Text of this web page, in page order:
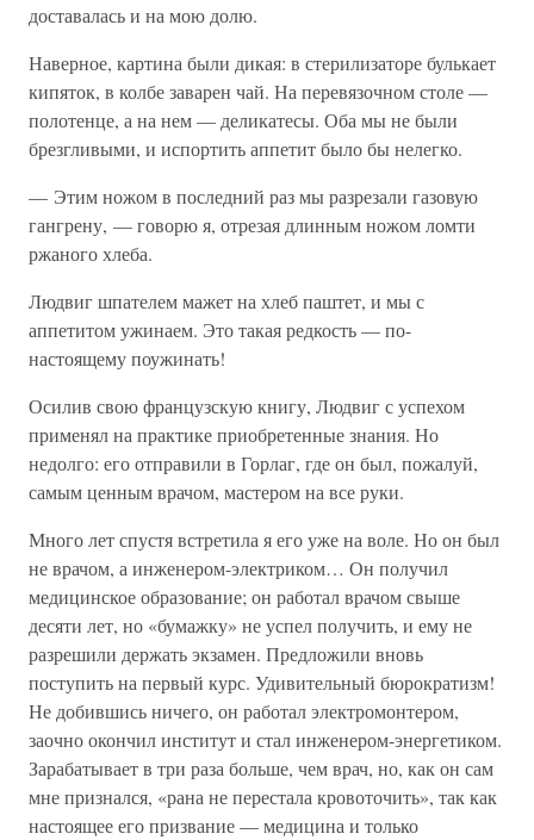
доставалась и на мою долю.
Наверное, картина были дикая: в стерилизаторе булькает
кипяток, в колбе заварен чай. На перевязочном столе —
полотенце, а на нем — деликатесы. Оба мы не были
брезгливыми, и испортить аппетит было бы нелегко.
— Этим ножом в последний раз мы разрезали газовую
гангрену, — говорю я, отрезая длинным ножом ломти
ржаного хлеба.
Людвиг шпателем мажет на хлеб паштет, и мы с
аппетитом ужинаем. Это такая редкость — по-
настоящему поужинать!
Осилив свою французскую книгу, Людвиг с успехом
применял на практике приобретенные знания. Но
недолго: его отправили в Горлаг, где он был, пожалуй,
самым ценным врачом, мастером на все руки.
Много лет спустя встретила я его уже на воле. Но он был
не врачом, а инженером-электриком… Он получил
медицинское образование; он работал врачом свыше
десяти лет, но «бумажку» не успел получить, и ему не
разрешили держать экзамен. Предложили вновь
поступить на первый курс. Удивительный бюрократизм!
Не добившись ничего, он работал электромонтером,
заочно окончил институт и стал инженером-энергетиком.
Зарабатывает в три раза больше, чем врач, но, как он сам
мне признался, «рана не перестала кровоточить», так как
настоящее его призвание — медицина и только